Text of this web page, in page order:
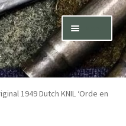
1949 Dutch KNIL ‘Orde en